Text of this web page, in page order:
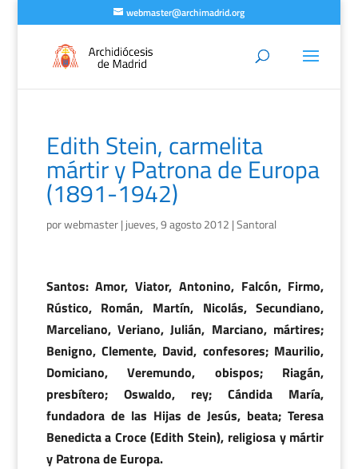
webmaster@archimadrid.org
Edith Stein, carmelita
mártir y Patrona de Europa
(1891-1942)
porwebmaster| jueves, 9 agosto 2012 |Santoral
Santos: Amor, Viator, Antonino, Falcón, Firmo,
Rústico, Román, Martín, Nicolás, Secundiano,
Marceliano, Veriano, Julián, Marciano, mártires;
Benigno, Clemente, David, confesores; Maurilio,
Domiciano, Veremundo, obispos; Riagán,
presbítero; Oswaldo, rey; Cándida María,
fundadora de las Hijas de Jesús, beata; Teresa
Benedicta a Croce (Edith Stein), religiosa y mártir
y Patrona de Europa.